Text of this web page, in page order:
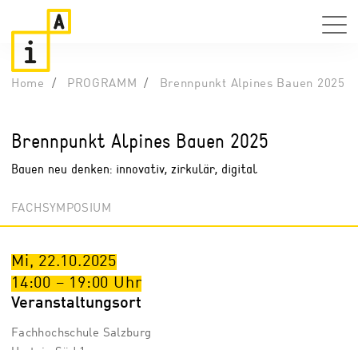
Home PROGRAMM Brennpunkt Alpines Bauen 2025
Brennpunkt Alpines Bauen 2025
Bauen neu denken: innovativ, zirkulär, digital
FACHSYMPOSIUM
Mi, 22.10.2025
14:00 – 19:00 Uhr
Veranstaltungsort
Fachhochschule Salzburg